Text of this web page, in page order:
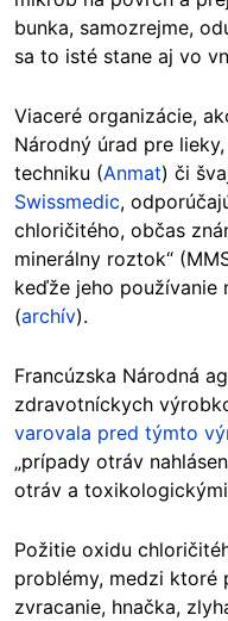
bunka, samozrejme,
sa to isté stane aj vo
Viaceré organizácie,
Národný úrad pre
techniku (Anmat) či
Swissmedic,
chloričitého, občas
minerálny roztok“
keďže jeho používanie
(archív).
Francúzska Národná
zdravotníckych
varovala pred týmto
„prípady otráv
otráv a
Požitie oxidu
problémy, medzi ktoré
zvracanie, hnačka,